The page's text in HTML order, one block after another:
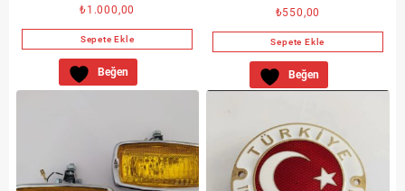
₺1.000,00
Sepete Ekle
Beğen
₺550,00
Sepete Ekle
Beğen